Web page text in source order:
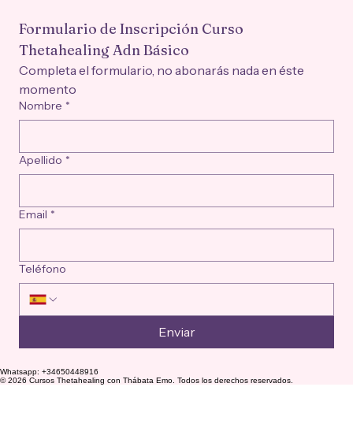
Formulario de Inscripción Curso
Thetahealing Adn Básico
Completa el formulario, no abonarás nada en éste
momento
Nombre *
Apellido *
Email *
Teléfono
Enviar
Whatsapp: +34650448916
© 2026 Cursos Thetahealing con Thábata Emo. Todos los derechos reservados.